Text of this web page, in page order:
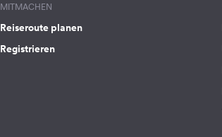
MITMACHEN
Reiseroute planen
Registrieren